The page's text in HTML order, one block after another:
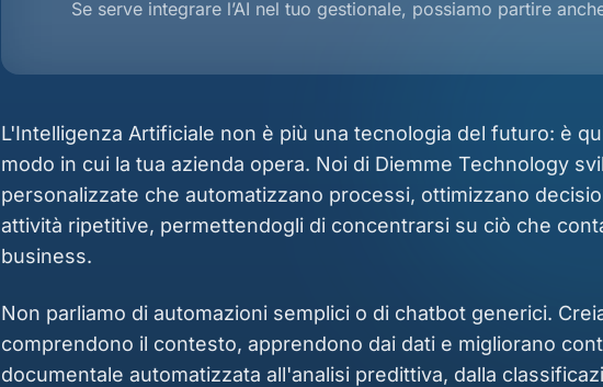
Se serve integrare l’AI nel tuo gestionale, possiamo partire
L'Intelligenza Artificiale non è più una tecnologia del futuro: è
modo in cui la tua azienda opera. Noi di Diemme Technology
personalizzate che automatizzano processi, ottimizzano
attività ripetitive, permettendogli di concentrarsi su ciò che
business.
Non parliamo di automazioni semplici o di chatbot generici.
comprendono il contesto, apprendono dai dati e migliorano
documentale automatizzata all'analisi predittiva, dalla